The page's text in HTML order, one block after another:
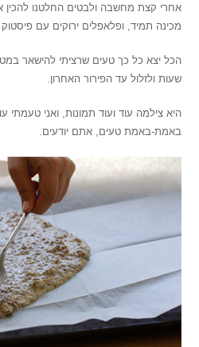
אחרי קצת מחשבה ולבטים החלטנו
מכינה תמיד, ופלאפלים ירוקים עם פיסטוק
הכל יצא כל כך טעים שרציתי להישאר
שעות ולזלול עד הפירור האחרון.
היא צילמה עוד ועוד תמונות, ואני טעמתי
באמת-באמת טעים, אתם יודעים.